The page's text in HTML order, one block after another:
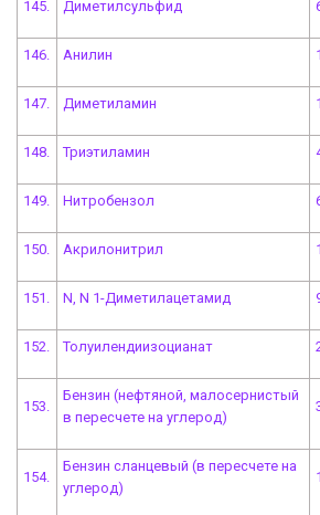
145. Диметилсульфид
146. Анилин
147. Диметиламин
148. Триэтиламин
149. Нитробензол
150. Акрилонитрил
151. N, N 1-Диметилацетамид
152. Толуилендиизоцианат
153.
Бензин (нефтяной, малосернистый
в пересчете на углерод)
154.
Бензин сланцевый (в пересчете на
углерод)